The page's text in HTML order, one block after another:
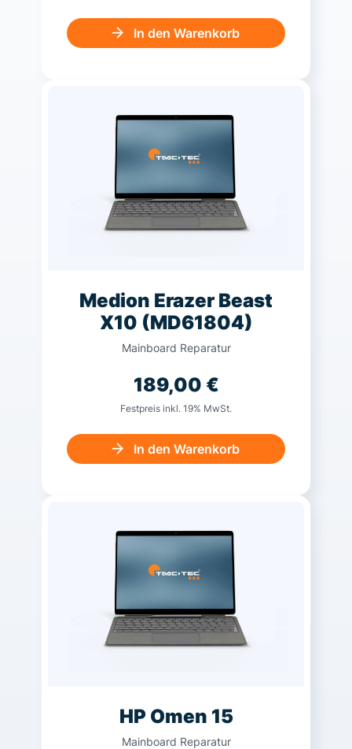
In den Warenkorb
Medion Erazer Beast
X10 (MD61804)
Mainboard Reparatur
189,00 €
Festpreis inkl. 19% MwSt.
In den Warenkorb
HP Omen 15
Mainboard Reparatur